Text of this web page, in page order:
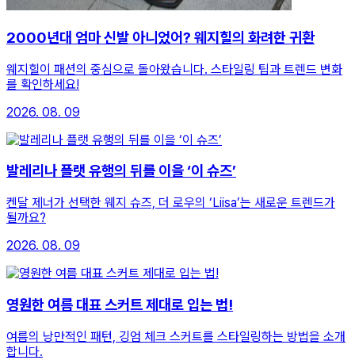
2000년대 엄마 신발 아니었어? 웨지힐의 화려한 귀환
웨지힐이 패션의 중심으로 돌아왔습니다. 스타일링 팁과 트렌드 변화
를 확인하세요!
2026. 08. 09
발레리나 플랫 유행의 뒤를 이을 ‘이 슈즈’
켄달 제너가 선택한 웨지 슈즈, 더 로우의 ‘Liisa’는 새로운 트렌드가
될까요?
2026. 08. 09
영원한 여름 대표 스커트 제대로 입는 법!
여름의 낭만적인 패턴, 깅엄 체크 스커트를 스타일링하는 방법을 소개
합니다.